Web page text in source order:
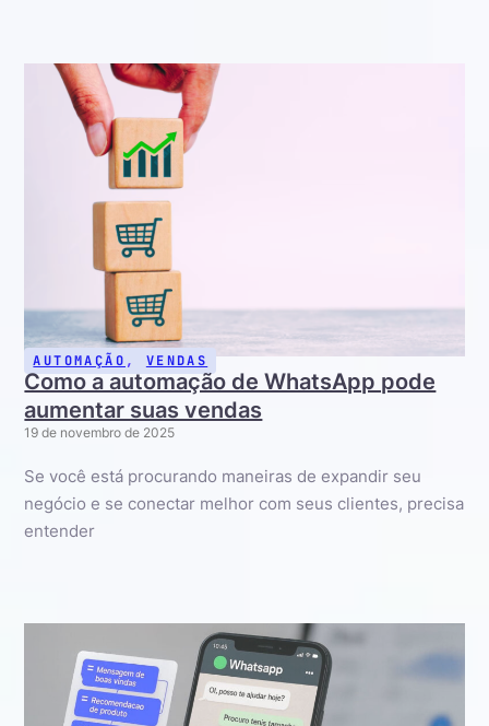
AUTOMAÇÃO , VENDAS
Como a automação de WhatsApp pode
aumentar suas vendas
19 de novembro de 2025
Se você está procurando maneiras de expandir seu
negócio e se conectar melhor com seus clientes, precisa
entender